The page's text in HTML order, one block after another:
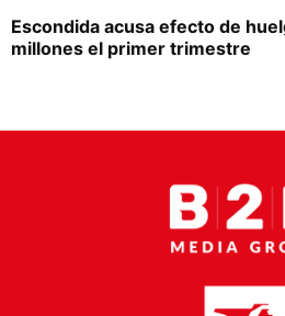
Columnas de Opinión
Designaciones
Escondida acusa efecto de
millones el primer trimestre